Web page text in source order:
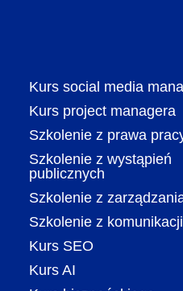
Kurs social media
Kurs project managera
Szkolenie z prawa
Szkolenie z wystąpień
publicznych
Szkolenie z
Szkolenie z komunikacji
Kurs SEO
Kurs AI